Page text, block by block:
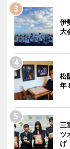
伊
大
松
年
三
ツ
げ